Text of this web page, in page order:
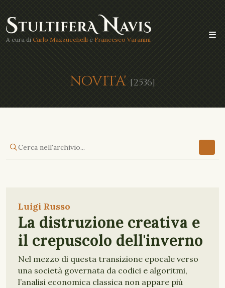
A cura di Carlo Mazzucchelli e Francesco Varanini
NOVITA' [2536]
Luigi Russo
La distruzione creativa e
il crepuscolo dell'inverno
Nel mezzo di questa transizione epocale verso
una società governata da codici e algoritmi,
l’analisi economica classica non appare più